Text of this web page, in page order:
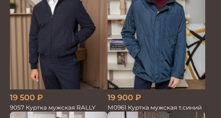
19 500 ₽
9057 Куртка мужская RALLY
19 900 ₽
М0961 Куртка мужская т.синий